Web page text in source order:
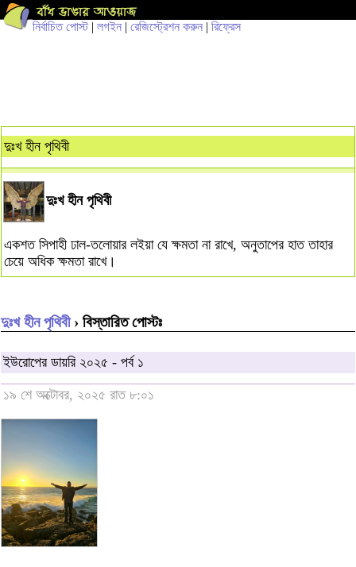
নির্বাচিত পোস্ট| লগইন | রেজিস্ট্রেশন করুন | রিফ্রেস
দুঃখ হীন পৃথিবী
দুঃখ হীন পৃথিবী
একশত সিপাহী ঢাল-তলোয়ার লইয়া যে ক্ষমতা না রাখে, অনুতাপের হাত তাহার
চেয়ে অধিক ক্ষমতা রাখে।
দুঃখ হীন পৃথিবী› বিস্তারিত পোস্টঃ
ইউরোপের ডায়রি ২০২৫ - পর্ব ১
১৯ শে অক্টোবর, ২০২৫ রাত ৮:০১